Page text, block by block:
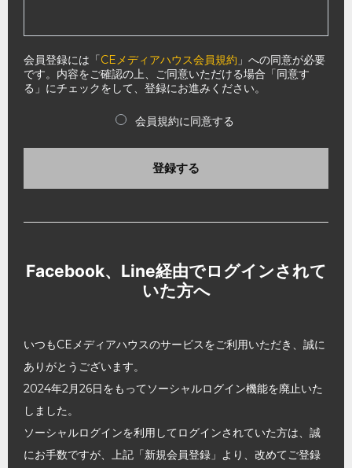
会員登録には「CEメディアハウス会員規約 」への同意が必要
です。内容をご確認の上、ご同意いただける場合「同意す
る」にチェックをして、登録にお進みください。
会員規約に同意する
登録する
Facebook、Line経由でログインされて
いた方へ
いつもCEメディアハウスのサービスをご利用いただき、誠に
ありがとうございます。
2024年2月26日をもってソーシャルログイン機能を廃止いた
しました。
ソーシャルログインを利用してログインされていた方は、誠
にお手数ですが、上記「新規会員登録」より、改めてご登録